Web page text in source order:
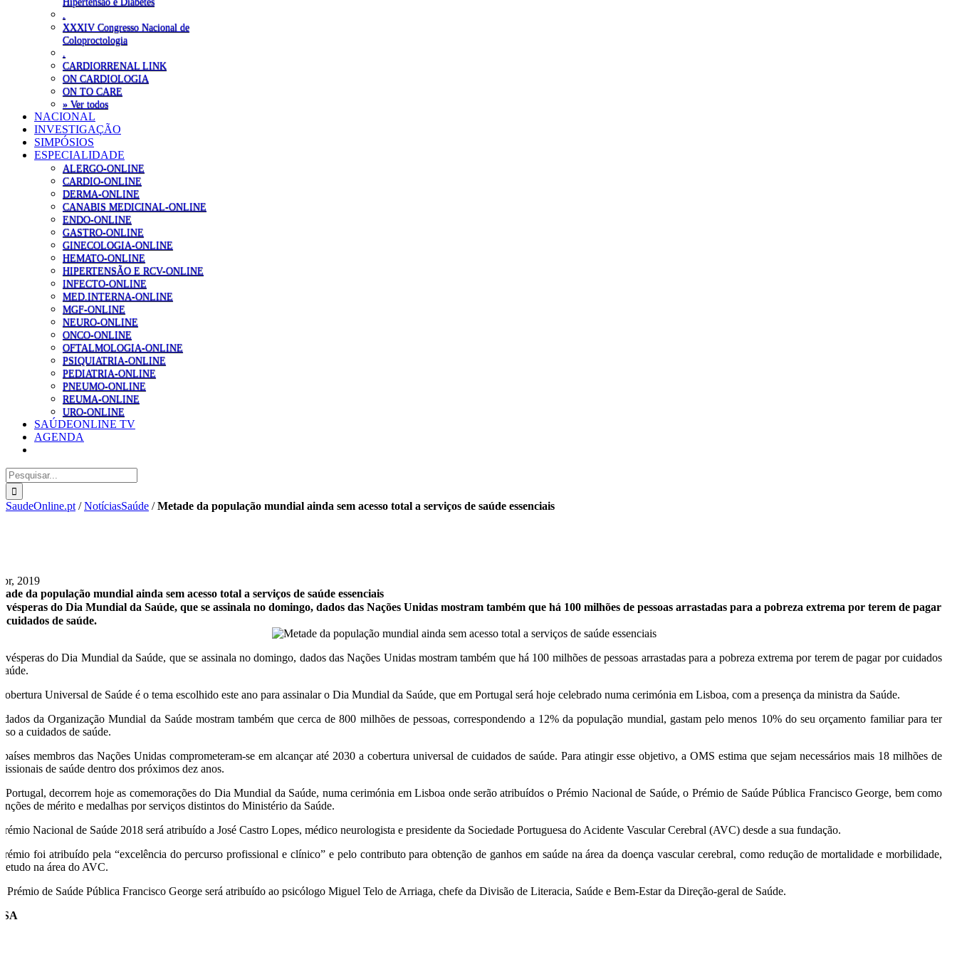
XXXIV Congresso Nacional de
Coloproctologia
CARDIORRENAL LINK
ON CARDIOLOGIA
ON TO CARE
» Ver todos
NACIONAL
INVESTIGAÇÃO
SIMPÓSIOS
ESPECIALIDADE
ALERGO-ONLINE
CARDIO-ONLINE
DERMA-ONLINE
CANABIS MEDICINAL-ONLINE
ENDO-ONLINE
GASTRO-ONLINE
GINECOLOGIA-ONLINE
HEMATO-ONLINE
HIPERTENSÃO E RCV-ONLINE
INFECTO-ONLINE
MED.INTERNA-ONLINE
MGF-ONLINE
NEURO-ONLINE
ONCO-ONLINE
OFTALMOLOGIA-ONLINE
PSIQUIATRIA-ONLINE
PEDIATRIA-ONLINE
PNEUMO-ONLINE
REUMA-ONLINE
URO-ONLINE
SAÚDEONLINE TV
AGENDA
Pesquisar
SaudeOnline.pt /NotíciasSaúde /Metade da população mundial ainda sem acesso total a serviços de saúde essenciais
2019
da população mundial ainda sem acesso total a serviços de saúde essenciais
vésperas do Dia Mundial da Saúde, que se assinala no domingo, dados das Nações Unidas mostram também que há 100 milhões de pessoas arrastadas para a pobreza extrema por terem de pagar
cuidados de saúde.
vésperas do Dia Mundial da Saúde, que se assinala no domingo, dados das Nações Unidas mostram também que há 100 milhões de pessoas arrastadas para a pobreza extrema por terem de pagar por cuidados
Universal de Saúde é o tema escolhido este ano para assinalar o Dia Mundial da Saúde, que em Portugal será hoje celebrado numa cerimónia em Lisboa, com a presença da ministra da Saúde.
dados da Organização Mundial da Saúde mostram também que cerca de 800 milhões de pessoas, correspondendo a 12% da população mundial, gastam pelo menos 10% do seu orçamento familiar para ter
a cuidados de saúde.
países membros das Nações Unidas comprometeram-se em alcançar até 2030 a cobertura universal de cuidados de saúde. Para atingir esse objetivo, a OMS estima que sejam necessários mais 18 milhões de
de saúde dentro dos próximos dez anos.
Portugal, decorrem hoje as comemorações do Dia Mundial da Saúde, numa cerimónia em Lisboa onde serão atribuídos o Prémio Nacional de Saúde, o Prémio de Saúde Pública Francisco George, bem como
de mérito e medalhas por serviços distintos do Ministério da Saúde.
Nacional de Saúde 2018 será atribuído a José Castro Lopes, médico neurologista e presidente da Sociedade Portuguesa do Acidente Vascular Cerebral (AVC) desde a sua fundação.
foi atribuído pela “excelência do percurso profissional e clínico” e pelo contributo para obtenção de ganhos em saúde na área da doença vascular cerebral, como redução de mortalidade e morbilidade,
na área do AVC.
Prémio de Saúde Pública Francisco George será atribuído ao psicólogo Miguel Telo de Arriaga, chefe da Divisão de Literacia, Saúde e Bem-Estar da Direção-geral de Saúde.